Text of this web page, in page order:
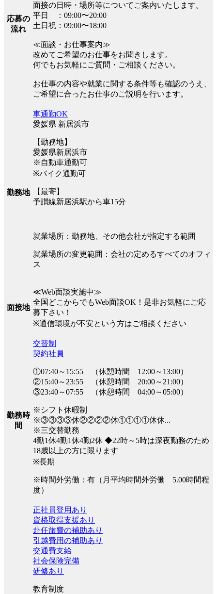
応募の
流れ
面接の日時・場所等についてご案内いたします。
平日 ：09:00〜20:00
土日祝：09:00〜18:00
≪面談・お仕事案内≫
改めてご希望のお仕事をお聞きします。
何でもお気軽にご質問・ご相談ください。
お仕事の内容や就業に関する条件等も確認のうえ、
ご希望に合ったお仕事のご説明を行います。
勤務地
車通勤OK
愛媛県 新居浜市
【勤務地】
愛媛県新居浜市
※自動車通勤可
※バイク通勤可
【最寄】
予讃線新居浜駅から車15分
就業場所：勤務地、その他会社が指定する範囲
就業場所の変更範囲：会社の定めるすべてのオフィ
ス
面接地
≪Web面談実施中≫
全国どこからでもWeb面談OK！是非お気軽にご応
募下さい！
※通信環境が不安という方はご相談ください
勤務時
間
交替制
契約社員
①07:40～15:55 （休憩時間 12:00～13:00）
②15:40～23:55 （休憩時間 20:00～21:00）
③23:40～07:55 （休憩時間 04:00～05:00）
※シフト休暇制
※③③③③休②②②②休①①①①休休...
※三交替勤務
4勤1休4勤1休4勤2休 ◆22時～5時は深夜勤務のため
18歳以上の方に限ります
※長期
※時間外労働：有（月平均時間外労働 5.00時間程
度）
正社員登用あり
資格取得支援あり
赴任旅費の補助あり
引越費用の補助あり
交通費支給
社会保険完備
研修あり
教育制度